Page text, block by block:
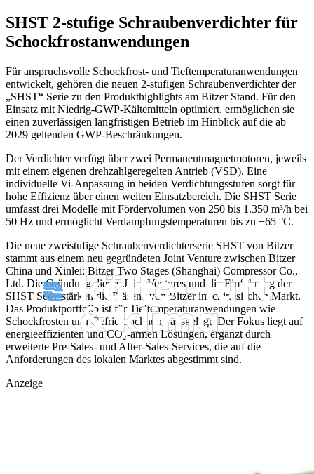
SHST 2-stufige Schraubenverdichter für
Schockfrostanwendungen
Für anspruchsvolle Schockfrost- und Tieftemperaturanwendungen
entwickelt, gehören die neuen 2‑stufigen Schraubenverdichter der
„SHST“ Serie zu den Produkthighlights am Bitzer Stand. Für den
Einsatz mit Niedrig‑GWP‑Kältemitteln optimiert, ermöglichen sie
einen zuverlässigen langfristigen Betrieb im Hinblick auf die ab
2029 geltenden GWP‑Beschränkungen.
Der Verdichter verfügt über zwei Permanentmagnetmotoren, jeweils
mit einem eigenen drehzahlgeregelten Antrieb (VSD). Eine
individuelle Vi‑Anpassung in beiden Verdichtungsstufen sorgt für
hohe Effizienz über einen weiten Einsatzbereich. Die SHST Serie
umfasst drei Modelle mit Fördervolumen von 250 bis 1.350 m³/h bei
50 Hz und ermöglicht Verdampfungstemperaturen bis zu −65 °C.
Die neue zweistufige Schraubenverdichterserie SHST von Bitzer
stammt aus einem neu gegründeten Joint Venture zwischen Bitzer
China und Xinlei: Bitzer Two Stages (Shanghai) CompressorCo.,
Ltd. Die Gründung dieses Joint Ventures und die Einführung der
SHST Serie stärken die Präsenz von Bitzer im chinesischen Markt.
Das Produktportfolio ist für Tieftemperaturanwendungen wie
Schockfrosten und Gefriertrocknung ausgelegt. Der Fokus liegt auf
energieeffizienten und CO₂‑armen Lösungen, ergänzt durch
erweiterte Pre‑Sales‑ und After‑Sales‑Services, die auf die
Anforderungen des lokalen Marktes abgestimmt sind.
Anzeige